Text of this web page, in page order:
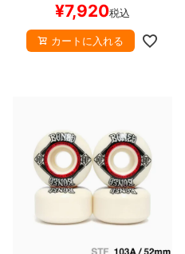
¥7,920税込
カートに入れる